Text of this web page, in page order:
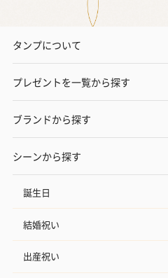
タンプについて
プレゼントを一覧から探す
ブランドから探す
シーンから探す
誕生日
結婚祝い
出産祝い